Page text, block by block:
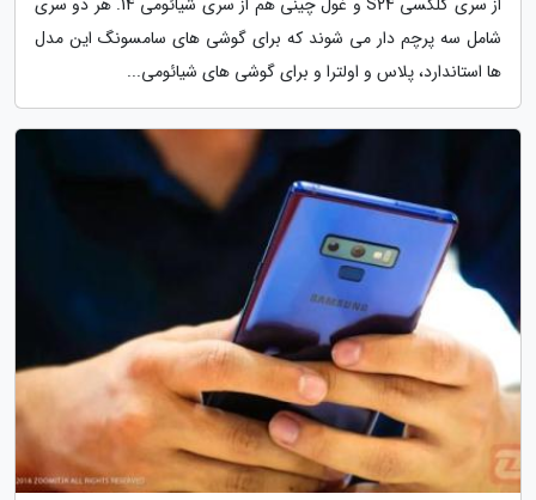
شامل سه پرچم دار می شوند که برای گوشی های سامسونگ این مدل
ها استاندارد، پلاس و اولترا و برای گوشی های شیائومی...